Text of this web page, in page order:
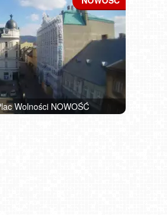
Wolności NOWOŚĆ